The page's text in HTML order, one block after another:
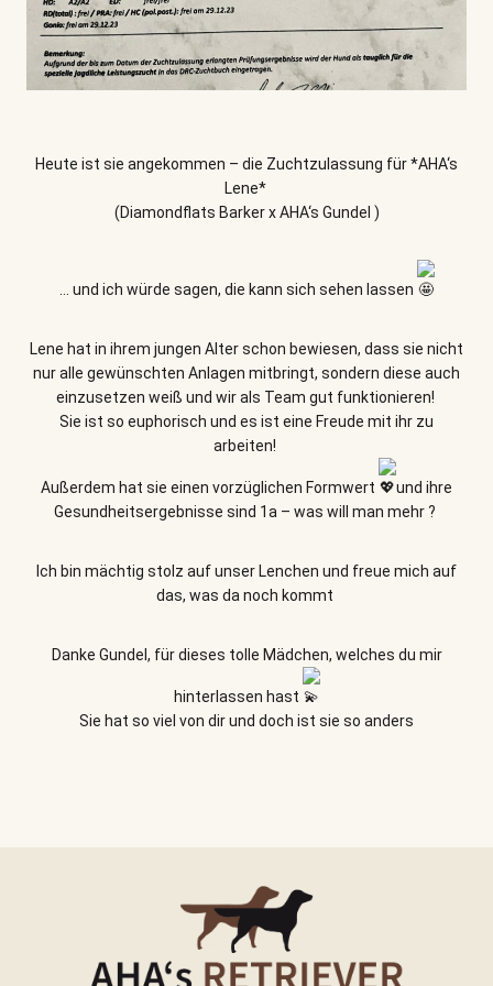
Heute ist sie angekommen – die Zuchtzulassung für *AHA‘s
Lene*
(Diamondflats Barker x AHA‘s Gundel )
… und ich würde sagen, die kann sich sehen lassen
Lene hat in ihrem jungen Alter schon bewiesen, dass sie nicht
nur alle gewünschten Anlagen mitbringt, sondern diese auch
einzusetzen weiß und wir als Team gut funktionieren!
Sie ist so euphorisch und es ist eine Freude mit ihr zu
arbeiten!
Außerdem hat sie einen vorzüglichen Formwert
und ihre
Gesundheitsergebnisse sind 1a – was will man mehr ?
Ich bin mächtig stolz auf unser Lenchen und freue mich auf
das, was da noch kommt
Danke Gundel, für dieses tolle Mädchen, welches du mir
hinterlassen hast
Sie hat so viel von dir und doch ist sie so anders